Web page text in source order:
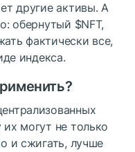
другие активы. А
обернутый $NFT,
фактически все,
индекса.
могут не только
и сжигать, лучше